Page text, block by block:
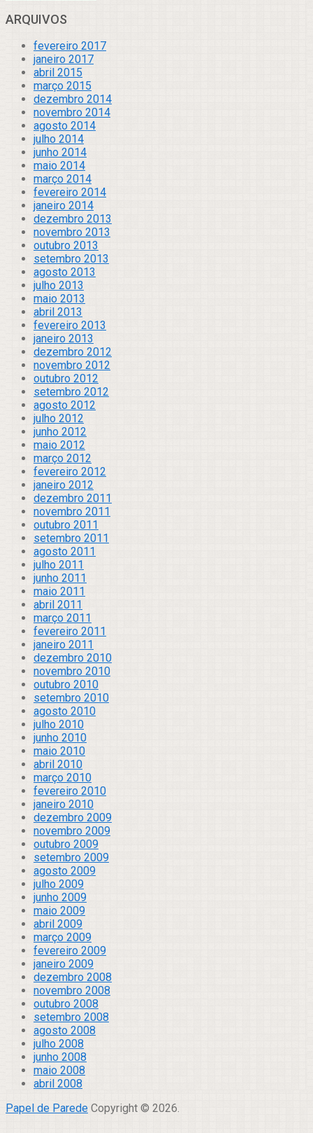
ARQUIVOS
fevereiro 2017
janeiro 2017
abril 2015
março 2015
dezembro 2014
novembro 2014
agosto 2014
julho 2014
junho 2014
maio 2014
março 2014
fevereiro 2014
janeiro 2014
dezembro 2013
novembro 2013
outubro 2013
setembro 2013
agosto 2013
julho 2013
maio 2013
abril 2013
fevereiro 2013
janeiro 2013
dezembro 2012
novembro 2012
outubro 2012
setembro 2012
agosto 2012
julho 2012
junho 2012
maio 2012
março 2012
fevereiro 2012
janeiro 2012
dezembro 2011
novembro 2011
outubro 2011
setembro 2011
agosto 2011
julho 2011
junho 2011
maio 2011
abril 2011
março 2011
fevereiro 2011
janeiro 2011
dezembro 2010
novembro 2010
outubro 2010
setembro 2010
agosto 2010
julho 2010
junho 2010
maio 2010
abril 2010
março 2010
fevereiro 2010
janeiro 2010
dezembro 2009
novembro 2009
outubro 2009
setembro 2009
agosto 2009
julho 2009
junho 2009
maio 2009
abril 2009
março 2009
fevereiro 2009
janeiro 2009
dezembro 2008
novembro 2008
outubro 2008
setembro 2008
agosto 2008
julho 2008
junho 2008
maio 2008
abril 2008
Papel de Parede Copyright © 2026.